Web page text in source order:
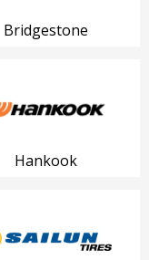
Bridgestone
Hankook